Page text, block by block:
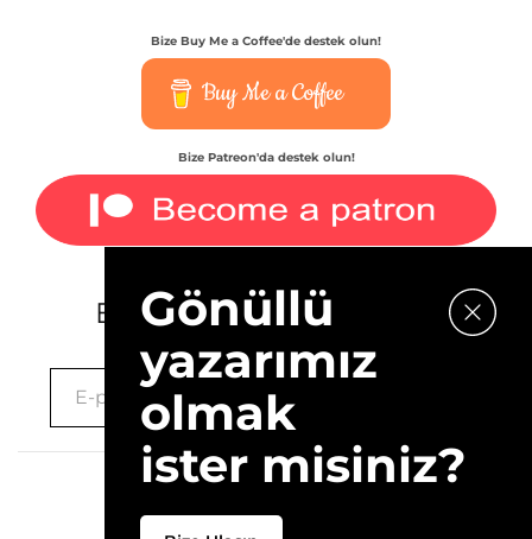
Bize Buy Me a Coffee'de destek olun!
Buy Me a Coffee
Bize Patreon'da destek olun!
E-bültenimize kaydolun.
Gönüllü
yazarımız
olmak
ister misiniz?